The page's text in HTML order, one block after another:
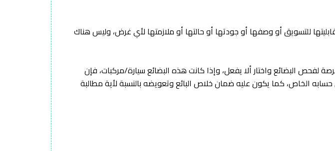
للتسويق أو وصفها أو جودتها أو حالتها أو ملازمتها لأي غرض، وليس هناك
لفحص البضائع واختار ألا يفعل، وإذا كانت هذه البضائع سيارة/مركبات، فإن
الخاص، كما يكون عليه ضمان خلاص البائع وتعويضه بالنسبة لأية مطالبة